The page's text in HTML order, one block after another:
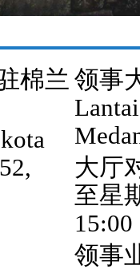
棉兰 领事
大厅
至星
15:00
领事